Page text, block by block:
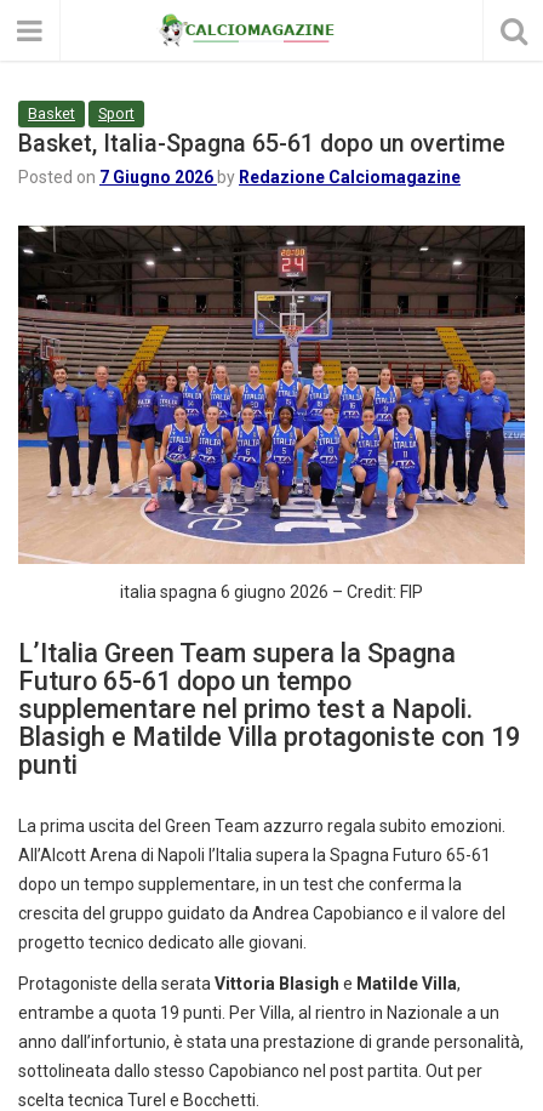
Basket Sport
Basket, Italia-Spagna 65-61 dopo un overtime
Posted on 7 Giugno 2026 by Redazione Calciomagazine
italia spagna 6 giugno 2026 – Credit: FIP
L’Italia Green Team supera la Spagna
Futuro 65-61 dopo un tempo
supplementare nel primo test a Napoli.
Blasigh e Matilde Villa protagoniste con 19
punti
La prima uscita del Green Team azzurro regala subito emozioni.
All’Alcott Arena di Napoli l’Italia supera la Spagna Futuro 65-61
dopo un tempo supplementare, in un test che conferma la
crescita del gruppo guidato da Andrea Capobianco e il valore del
progetto tecnico dedicato alle giovani.
Protagoniste della serata Vittoria Blasigh e Matilde Villa,
entrambe a quota 19 punti. Per Villa, al rientro in Nazionale a un
anno dall’infortunio, è stata una prestazione di grande personalità,
sottolineata dallo stesso Capobianco nel post partita. Out per
scelta tecnica Turel e Bocchetti.